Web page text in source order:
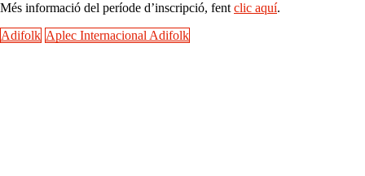
Més informació del període d’inscripció, fentclic aquí.
Adifolk Aplec Internacional Adifolk